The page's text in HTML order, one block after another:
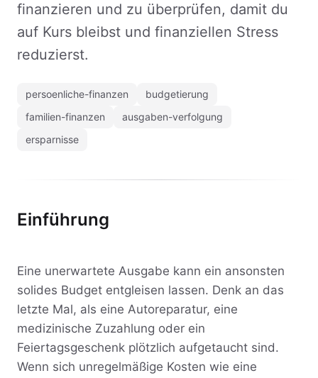
finanzieren und zu überprüfen, damit du
auf Kurs bleibst und finanziellen Stress
reduzierst.
persoenliche-finanzen
budgetierung
familien-finanzen
ausgaben-verfolgung
ersparnisse
Einführung
Eine unerwartete Ausgabe kann ein ansonsten
solides Budget entgleisen lassen. Denk an das
letzte Mal, als eine Autoreparatur, eine
medizinische Zuzahlung oder ein
Feiertagsgeschenk plötzlich aufgetaucht sind.
Wenn sich unregelmäßige Kosten wie eine